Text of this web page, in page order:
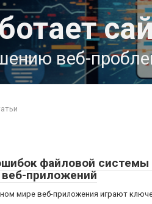
веб-
файловой
приложений
мире веб-приложения играют